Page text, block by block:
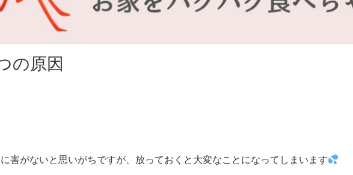
の原因
害がないと思いがちですが、放っておくと大変なことになってしまいます